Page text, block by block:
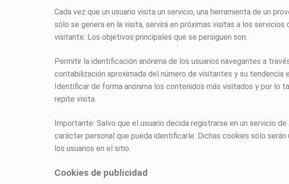
Cada vez que un usuario visita un servicio, una herramienta de un
sólo se genera en la visita, servirá en próximas visitas a los
visitante. Los objetivos principales que se persiguen son:
Permitir la identificación anónima de los usuarios navegantes a
contabilización aproximada del número de visitantes y su tendencia
Identificar de forma anónima los contenidos más visitados y por lo
repite visita.
Importante: Salvo que el usuario decida registrarse en un servicio
carácter personal que pueda identificarle. Dichas cookies sólo
los usuarios en el sitio.
Cookies de publicidad